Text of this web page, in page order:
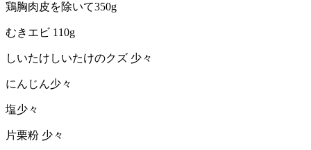
鶏胸肉皮を除いて350g
むきエビ 110g
しいたけしいたけのクズ 少々
にんじん少々
塩少々
片栗粉 少々